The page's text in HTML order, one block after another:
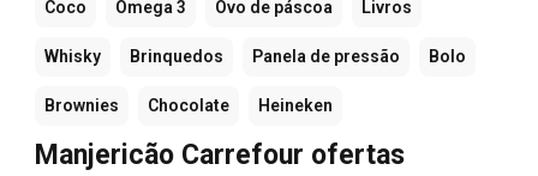
Coco Ômega 3 Ovo de páscoa Livros
Whisky Brinquedos Panela de pressão Bolo
Brownies Chocolate Heineken
Manjericão Carrefour ofertas